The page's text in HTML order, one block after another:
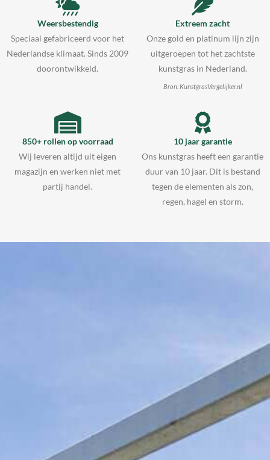
Weersbestendig
Speciaal gefabriceerd voor het
Nederlandse klimaat. Sinds 2009
doorontwikkeld.
Extreem zacht
Onze gold en platinum lijn zijn
uitgeroepen tot het zachtste
kunstgras in Nederland.
Bron: KunstgrasVergelijker.nl
850+ rollen op voorraad
Wij leveren altijd uit eigen
magazijn en werken niet met
partij handel.
10 jaar garantie
Ons kunstgras heeft een garantie
duur van 10 jaar. Dit is bestand
tegen de elementen als zon,
regen, hagel en storm.